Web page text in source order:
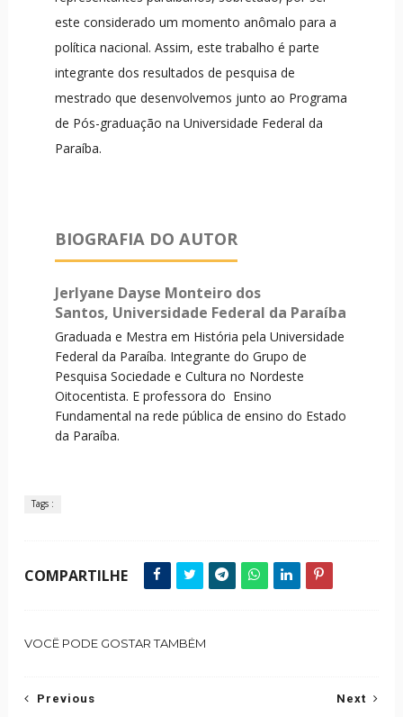
este considerado um momento anômalo para a
política nacional. Assim, este trabalho é parte
integrante dos resultados de pesquisa de
mestrado que desenvolvemos junto ao Programa
de Pós-graduação na Universidade Federal da
Paraíba.
BIOGRAFIA DO AUTOR
Jerlyane Dayse Monteiro dos
Santos, Universidade Federal da Paraíba
Graduada e Mestra em História pela Universidade
Federal da Paraíba. Integrante do Grupo de
Pesquisa Sociedade e Cultura no Nordeste
Oitocentista. E professora do Ensino
Fundamental na rede pública de ensino do Estado
da Paraíba.
Tags :
COMPARTILHE
VOCÊ PODE GOSTAR TAMBÉM
Next
Previous